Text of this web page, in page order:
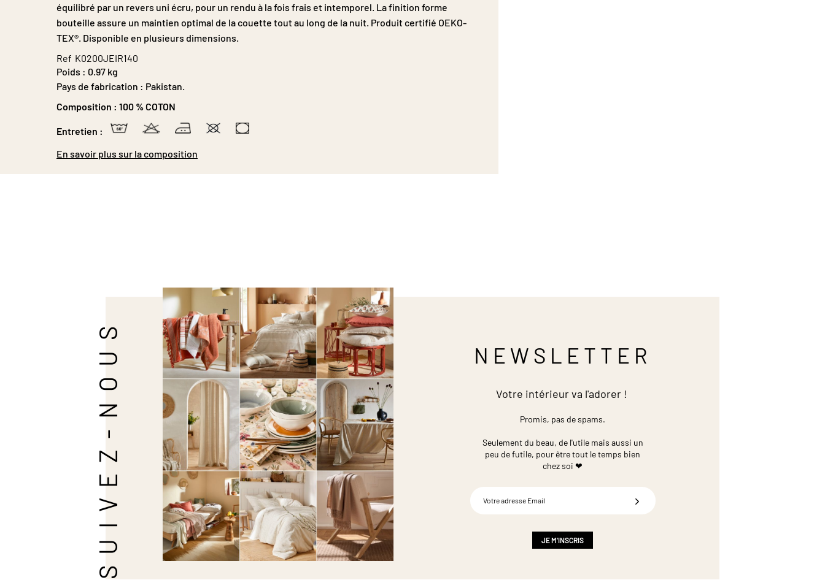
d’images
équilibré par un revers uni écru, pour un rendu à la fois frais et intemporel. La finition forme
bouteille assure un maintien optimal de la couette tout au long de la nuit. Produit certifié OEKO-
TEX®. Disponible en plusieurs dimensions.
Ref K0200JEIR140
Poids : 0.97 kg
Pays de fabrication : Pakistan.
Composition : 100 % COTON
Entretien :
En savoir plus sur la composition
SUIVEZ-NOUS NEWSLETTER
Votre intérieur va l'adorer !
Promis, pas de spams.
Seulement du beau, de l'utile mais aussi un
peu de futile, pour être tout le temps bien
chez soi ❤
JE M'INSCRIS